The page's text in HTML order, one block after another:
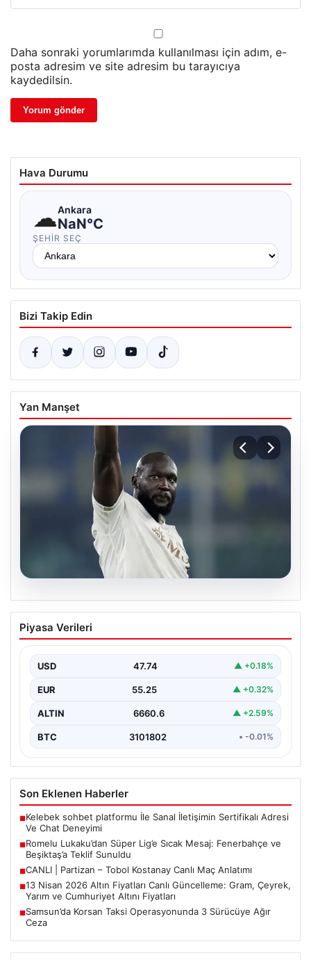
Daha sonraki yorumlarımda kullanılması için adım, e-
posta adresim ve site adresim bu tarayıcıya
kaydedilsin.
Hava Durumu
☁Ankara
NaN°C
ŞEHIR SEÇ
Bizi Takip Edin
Yan Manşet
Romelu Lukaku’dan Süper Lig’e Sıcak
Mesaj: Fenerbahçe ve Beşiktaş’a Teklif
Avrupa’nın önemli golcülerinden Romelu Lukaku’nun
çıkıyor.…
Piyasa Verileri
USD 47.74 ▲ +0.18%
EUR 55.25 ▲ +0.32%
ALTIN 6660.6 ▲ +2.59%
BTC 3101802 • -0.01%
Son Eklenen Haberler
■Kelebek sohbet platformu İle Sanal İletişimin Sertifikalı Adresi
Ve Chat Deneyimi
■Romelu Lukaku’dan Süper Lig’e Sıcak Mesaj: Fenerbahçe ve
Beşiktaş’a Teklif Sunuldu
■CANLI | Partizan – Tobol Kostanay Canlı Maç Anlatımı
■13 Nisan 2026 Altın Fiyatları Canlı Güncelleme: Gram, Çeyrek,
Yarım ve Cumhuriyet Altını Fiyatları
■Samsun’da Korsan Taksi Operasyonunda 3 Sürücüye Ağır
Ceza